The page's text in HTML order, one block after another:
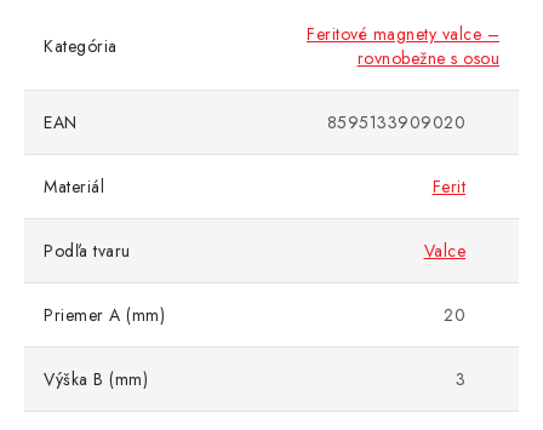
Kategória
Feritové magnety valce –
rovnobežne s osou
EAN 8595133909020
Materiál Ferit
Podľa tvaru Valce
Priemer A (mm) 20
Výška B (mm) 3